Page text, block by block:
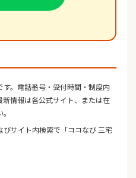
。電話番号・受付時間・制度内
情報は各公式サイト、または在
サイト内検索で「ココなび 三宅